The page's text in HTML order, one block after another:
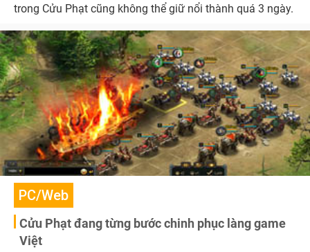
trong Cửu Phạt cũng không thể giữ nổi thành quá 3 ngày.
PC/Web
Cửu Phạt đang từng bước chinh phục làng game
Việt